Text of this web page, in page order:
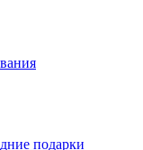
подарки